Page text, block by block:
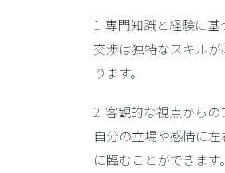
1. 専門知識と経験に基
交渉は独特なスキル
ります。
2. 客観的な視点からの
自分の立場や感情に
に臨むことができます。